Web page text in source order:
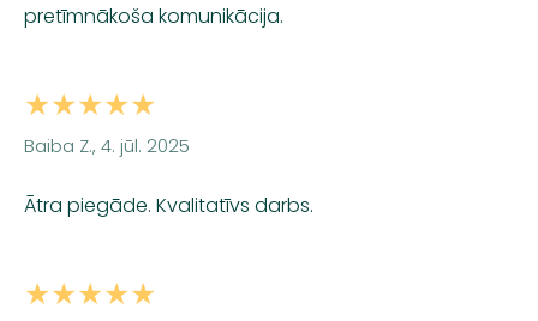
pretīmnākoša komunikācija.
★★★★★
Baiba Z., 4. jūl. 2025
Ātra piegāde. Kvalitatīvs darbs.
★★★★★